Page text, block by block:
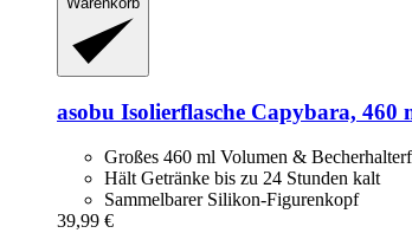
asobu Isolierflasche Capybara, 460
Großes 460 ml Volumen &
Hält Getränke bis zu 24 Stunden kalt
Sammelbarer Silikon-Figurenkopf
39,99 €